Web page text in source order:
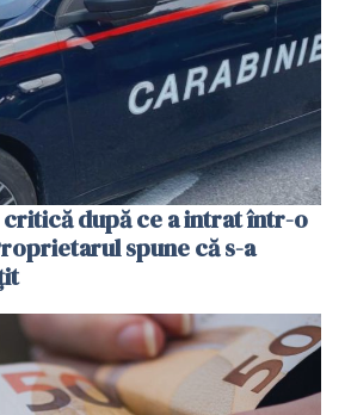
critică după ce a intrat într-o
spune că s-a